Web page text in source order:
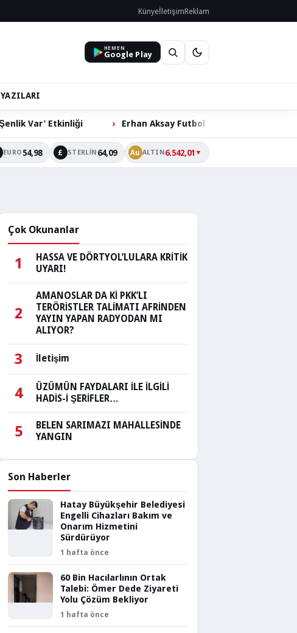
KünyeİletişimReklam
HEMEN
Google Play
YAZILARI
Erhan Aksay Futbol Turnuvası’nda Çeyrek Final Heyecanı
EURO 54,98 £ STERLIN 64,09 Au ALTIN 6.542,01 ▼
Çok Okunanlar
1
HASSA VE DÖRTYOL’LULARA KRİTİK
UYARI!
2
AMANOSLAR DA Kİ PKK’LI
TERÖRİSTLER TALİMATI AFRİNDEN
YAYIN YAPAN RADYODAN MI
ALIYOR?
3 İletişim
4
ÜZÜMÜN FAYDALARI İLE İLGİLİ
HADİS-İ ŞERİFLER…
5
BELEN SARIMAZI MAHALLESİNDE
YANGIN
Son Haberler
Hatay Büyükşehir Belediyesi
Engelli Cihazları Bakım ve
Onarım Hizmetini
Sürdürüyor
1 hafta önce
60 Bin Hacılarlının Ortak
Talebi: Ömer Dede Ziyareti
Yolu Çözüm Bekliyor
1 hafta önce